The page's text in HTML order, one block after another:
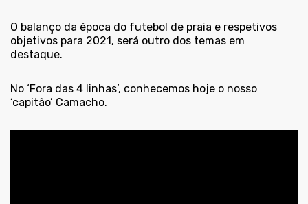
O balanço da época do futebol de praia e respetivos
objetivos para 2021, será outro dos temas em
destaque.
No ‘Fora das 4 linhas’, conhecemos hoje o nosso
‘capitão’ Camacho.